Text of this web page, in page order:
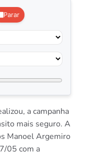
Parar
a campanha
mais seguro. A
Manoel Argemiro
05 com a